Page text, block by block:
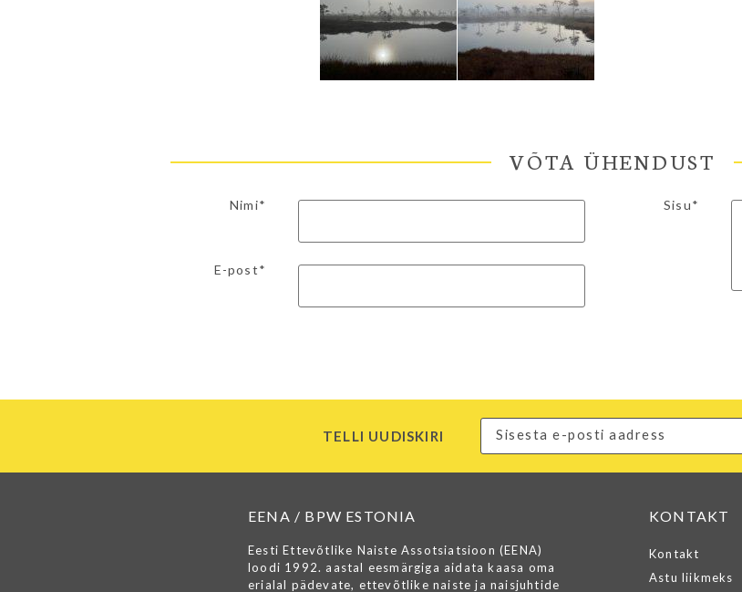
VÕTA ÜHENDUST
Nimi*
E-post*
Sisu*
TELLI UUDISKIRI
EENA / BPW ESTONIA
Eesti Ettevõtlike Naiste Assotsiatsioon (EENA)
loodi 1992. aastal eesmärgiga aidata kaasa oma
erialal pädevate, ettevõtlike naiste ja naisjuhtide
KONTAKT
Kontakt
Astu liikmeks